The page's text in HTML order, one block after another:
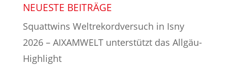
NEUESTE BEITRÄGE
Squattwins Weltrekordversuch in Isny
2026 – AIXAMWELT unterstützt das Allgäu-
Highlight